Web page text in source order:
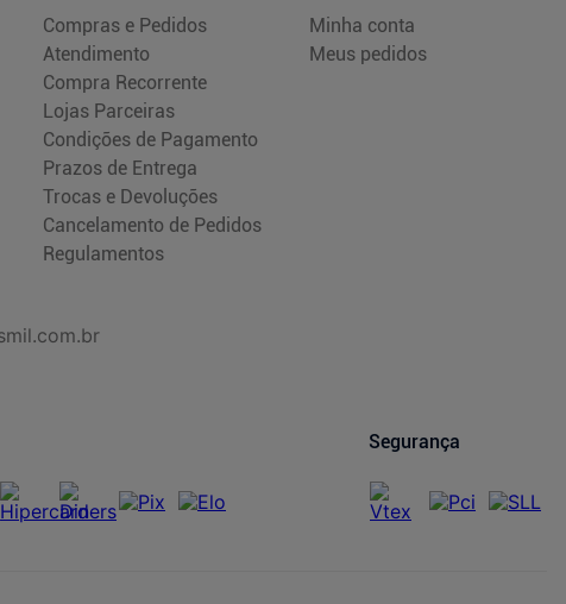
Compras e Pedidos
Atendimento
Compra Recorrente
Lojas Parceiras
Condições de Pagamento
Prazos de Entrega
Trocas e Devoluções
Cancelamento de Pedidos
Regulamentos
Minha conta
Meus pedidos
Segurança